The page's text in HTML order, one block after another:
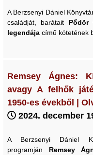
A Berzsenyi Dániel
családját, barátait Pődör
legendája című kötetének
Remsey Ágnes:
avagy A felhők
1950-es évekből |
2024. december
A Berzsenyi Dániel
programján Remsey